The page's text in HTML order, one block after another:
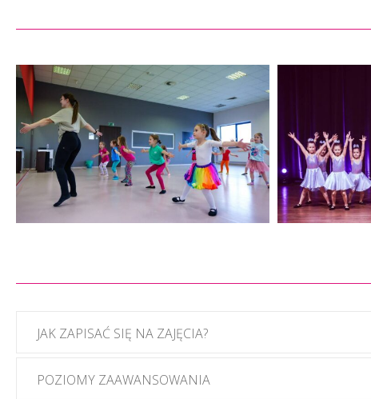
JAK ZAPISAĆ SIĘ NA ZAJĘCIA?
POZIOMY ZAAWANSOWANIA